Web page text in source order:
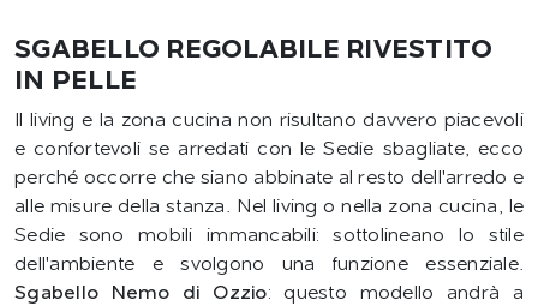
SGABELLO REGOLABILE RIVESTITO
IN PELLE
Il living e la zona cucina non risultano davvero piacevoli
e confortevoli se arredati con le Sedie sbagliate, ecco
perché occorre che siano abbinate al resto dell'arredo e
alle misure della stanza. Nel living o nella zona cucina, le
Sedie sono mobili immancabili: sottolineano lo stile
dell'ambiente e svolgono una funzione essenziale.
Sgabello Nemo di Ozzio: questo modello andrà a